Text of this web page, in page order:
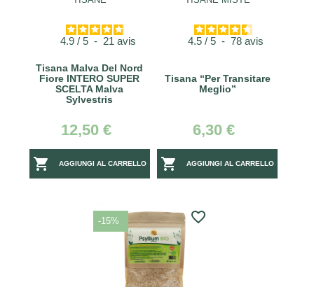
4.9 / 5 - 21 avis
Tisana Malva Del Nord
Fiore INTERO SUPER
SCELTA Malva
Sylvestris
12,50 €
 AGGIUNGI AL CARRELLO
4.5 / 5 - 78 avis
Tisana “per Transitare
Meglio”
6,30 €
 AGGIUNGI AL CARRELLO
-15% favorite_border